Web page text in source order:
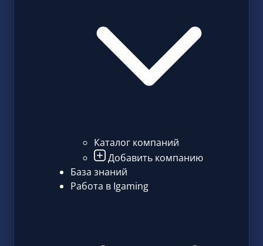
Каталог компаний
Добавить компанию
База знаний
Работа в Igaming